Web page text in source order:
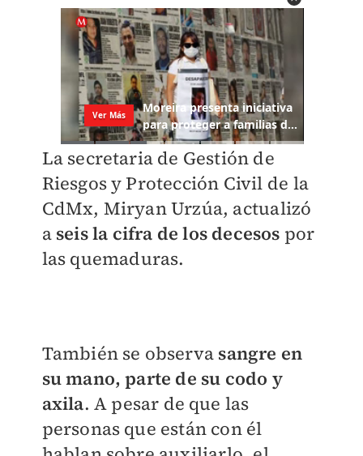
La secretaria de Gestión de
Riesgos y Protección Civil de la
CdMx, Miryan Urzúa, actualizó
a seis la cifra de los decesos por
las quemaduras.
También se observa sangre en
su mano, parte de su codo y
axila. A pesar de que las
personas que están con él